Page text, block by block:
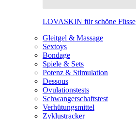
LOVASKIN für schöne Füsse
Gleitgel & Massage
Sextoys
Bondage
Spiele & Sets
Potenz & Stimulation
Dessous
Ovulationstests
Schwangerschaftstest
Verhütungsmittel
Zyklustracker